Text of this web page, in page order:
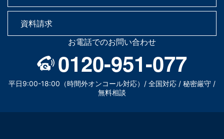
資料請求
お電話でのお問い合わせ
0120-951-077
平日9:00-18:00（時間外オンコール対応）/ 全国対応 / 秘密厳守 /
無料相談